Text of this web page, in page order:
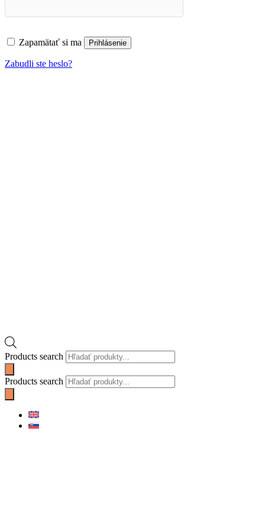
Zapamätať si ma Prihlásenie
Zabudli ste heslo?
Products search
Products search